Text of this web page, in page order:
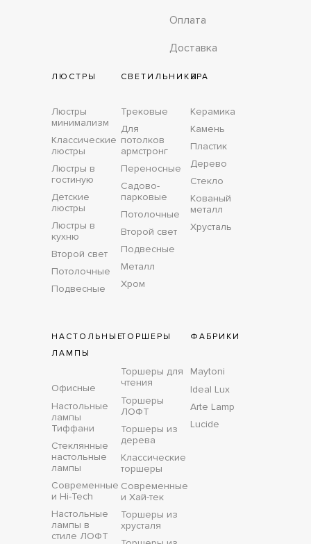
Оплата
Доставка
ЛЮСТРЫ
Люстры
минимализм
Классические
люстры
Люстры в
гостиную
Детские
люстры
Люстры в
кухню
Второй свет
Потолочные
Подвесные
СВЕТИЛЬНИКИ
Трековые
Для
потолков
армстронг
Переносные
Садово-
парковые
Потолочные
Второй свет
Подвесные
Металл
Хром
БРА
Керамика
Камень
Пластик
Дерево
Стекло
Кованый
металл
Хрусталь
НАСТОЛЬНЫЕ
ЛАМПЫ
Офисные
Настольные
лампы
Тиффани
Стеклянные
настольные
лампы
Современные
и Hi-Tech
Настольные
лампы в
стиле ЛОФТ
ТОРШЕРЫ
Торшеры для
чтения
Торшеры
ЛОФТ
Торшеры из
дерева
Классические
торшеры
Современные
и Хай-тек
Торшеры из
хрусталя
ФАБРИКИ
Maytoni
Ideal Lux
Arte Lamp
Lucide